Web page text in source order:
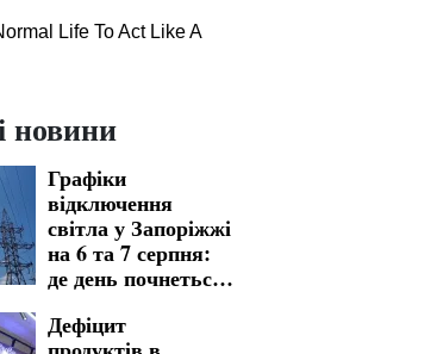
Life To Act Like A
новини
Графіки
відключення
світла у Запоріжжі
на 6 та 7 серпня:
де день почнеться
електропостачання
Дефіцит